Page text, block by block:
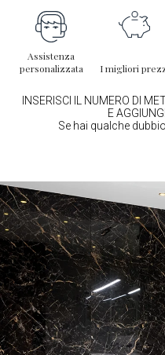
Assistenza
personalizzata
I migliori
INSERISCI IL NUMERO DI
E
Se hai qualche